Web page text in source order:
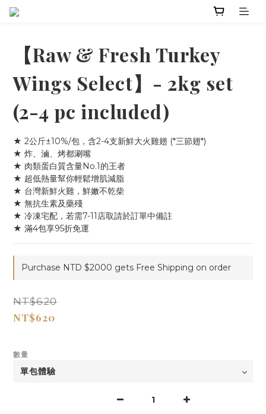
【Raw & Fresh Turkey
Wings Select】- 2kg set
(2-4 pc included)
★ 2公斤±10%/包，含2-4支新鮮大火雞翅 (*三節翅*)
★ 炸、滷、烤都涮嘴
★ 肉類蛋白質含量No.1的王者
★ 超低熱量幫你輕鬆增肌減脂
★ 台灣新鮮火雞，鮮嫩不乾柴
★ 無抗生素及藥殘
★ 冷凍宅配，若需7-11店取請於訂單中備註
★ 滿4包享95折免運
Purchase NTD $2000 gets Free Shipping on order
NT$620
NT$620
數量